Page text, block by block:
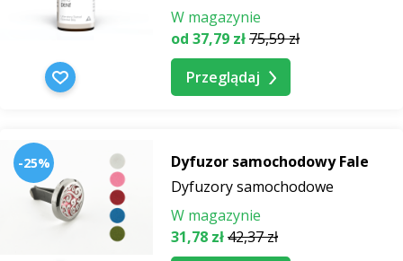
W magazynie
od 37,79 zł75,59 zł
Przeglądaj
-25%
Dyfuzor samochodowy Fale
Dyfuzory samochodowe
W magazynie
31,78 zł42,37 zł